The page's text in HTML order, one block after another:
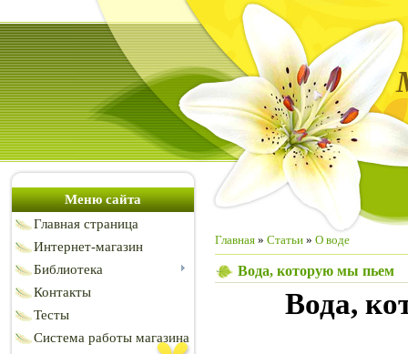
Меню сайта
Главная страница
Интернет-магазин
Библиотека
Контакты
Тесты
Система работы магазина
Главная » Статьи » О воде
Вода, которую мы пьем
Вода,